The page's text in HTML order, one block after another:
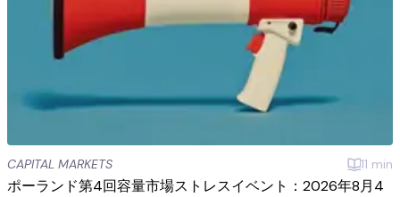
CAPITAL MARKETS 11 min
ポーランド第4回容量市場ストレスイベント：2026年8月4